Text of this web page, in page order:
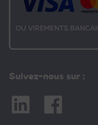
Suivez-nous sur :
LinkedinFacebook